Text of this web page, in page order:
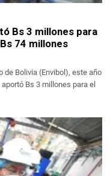
Bs 3 millones para
74 millones
de Bolivia (Envibol), este año
Bs 3 millones para el